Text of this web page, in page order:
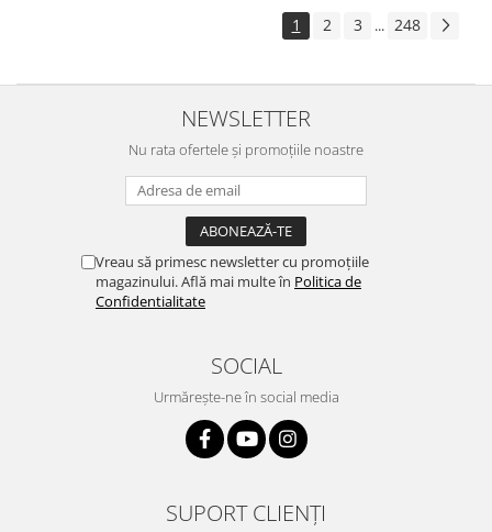
1 2 3 ... 248
NEWSLETTER
Nu rata ofertele și promoțiile noastre
Vreau să primesc newsletter cu promoțiile
magazinului. Află mai multe în Politica de
Confidentialitate
SOCIAL
Urmărește-ne în social media
SUPORT CLIENȚI